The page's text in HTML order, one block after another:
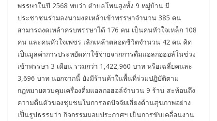
พรรษาในปี 2568 พบว่า ตำบลโพนสูงทั้ง 9 หมู่บ้าน มี
ประชาชนร่วมลงนามงดเหล้าเข้าพรรษาจำนวน 385 คน
สามารถงดเหล้าครบพรรษาได้ 176 คน เป็นคนหัวใจเหล็ก 108
คน และคนหัวใจเพชร เลิกเหล้าตลอดชีวิตจำนวน 42 คน คิด
เป็นมูลค่าการประหยัดค่าใช้จ่ายจากการดื่มแอลกอฮอล์ในช่วง
เข้าพรรษา 3 เดือน รวมกว่า 1,422,960 บาท หรือเฉลี่ยคนละ
3,696 บาท นอกจากนี้ ยังมีร้านค้าในพื้นที่ร่วมปฏิบัติตาม
กฎหมายควบคุมเครื่องดื่มแอลกอฮอล์จำนวน 9 ร้าน สะท้อนถึง
ความตื่นตัวของชุมชนในการลดปัจจัยเสี่ยงด้านสุขภาพอย่าง
เป็นรูปธรรมว่า กิจกรรมมอบประกาศฯ เป็นการขับเคลื่อนงาน